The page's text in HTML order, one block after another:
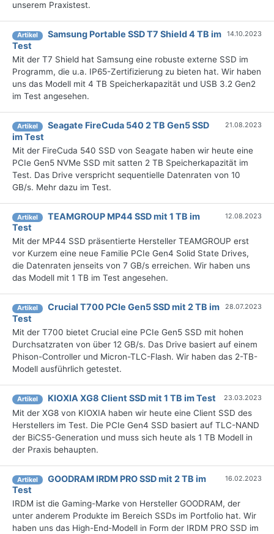
unserem Praxistest.
Artikel
Samsung Portable SSD T7 Shield 4 TB im
Test
14.10.2023
Mit der T7 Shield hat Samsung eine robuste externe SSD im
Programm, die u.a. IP65-Zertifizierung zu bieten hat. Wir haben
uns das Modell mit 4 TB Speicherkapazität und USB 3.2 Gen2
im Test angesehen.
Artikel
Seagate FireCuda 540 2 TB Gen5 SSD
im Test
21.08.2023
Mit der FireCuda 540 SSD von Seagate haben wir heute eine
PCIe Gen5 NVMe SSD mit satten 2 TB Speicherkapazität im
Test. Das Drive verspricht sequentielle Datenraten von 10
GB/s. Mehr dazu im Test.
Artikel
TEAMGROUP MP44 SSD mit 1 TB im
Test
12.08.2023
Mit der MP44 SSD präsentierte Hersteller TEAMGROUP erst
vor Kurzem eine neue Familie PCIe Gen4 Solid State Drives,
die Datenraten jenseits von 7 GB/s erreichen. Wir haben uns
das Modell mit 1 TB im Test angesehen.
Artikel
Crucial T700 PCIe Gen5 SSD mit 2 TB im
Test
28.07.2023
Mit der T700 bietet Crucial eine PCIe Gen5 SSD mit hohen
Durchsatzraten von über 12 GB/s. Das Drive basiert auf einem
Phison-Controller und Micron-TLC-Flash. Wir haben das 2-TB-
Modell ausführlich getestet.
Artikel KIOXIA XG8 Client SSD mit 1 TB im Test 23.03.2023
Mit der XG8 von KIOXIA haben wir heute eine Client SSD des
Herstellers im Test. Die PCIe Gen4 SSD basiert auf TLC-NAND
der BiCS5-Generation und muss sich heute als 1 TB Modell in
der Praxis behaupten.
Artikel
GOODRAM IRDM PRO SSD mit 2 TB im
Test
16.02.2023
IRDM ist die Gaming-Marke von Hersteller GOODRAM, der
unter anderem Produkte im Bereich SSDs im Portfolio hat. Wir
haben uns das High-End-Modell in Form der IRDM PRO SSD im